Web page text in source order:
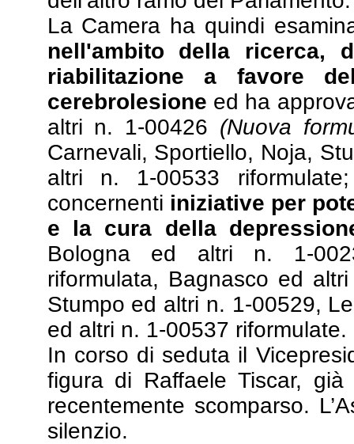
La Camera ha quindi
nell'ambito della ricerca,
riabilitazione a favore
cerebrolesione ed ha
altri n. 1-00426 (Nuova
Carnevali, Sportiello, Noja,
altri n. 1-00533
concernenti iniziative per
e la cura della
Bologna ed altri n. 1-
riformulata, Bagnasco ed
Stumpo ed altri n. 1-00529,
ed altri n. 1-00537 riformulate.
In corso di seduta il
figura di Raffaele Tiscar,
recentemente scomparso.
silenzio.